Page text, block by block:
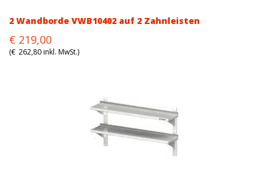
2 Wandborde VWB10402 auf 2 Zahnleisten
Original
price
€ 219,00
price
(€ 262,80inkl. MwSt.)